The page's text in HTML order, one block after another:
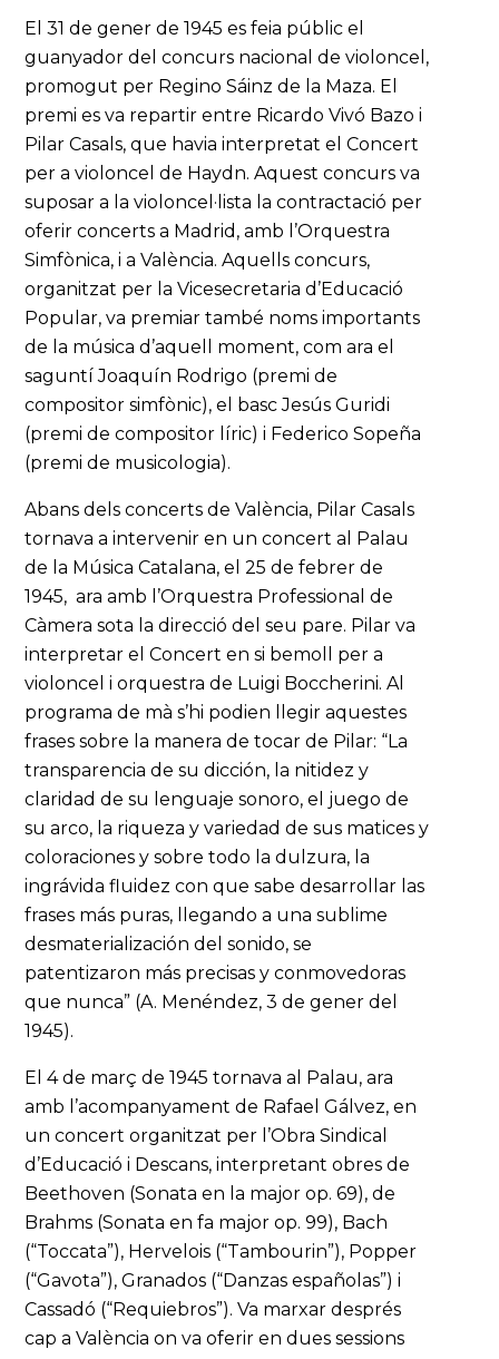
El 31 de gener de 1945 es feia públic el
guanyador del concurs nacional de violoncel,
promogut per Regino Sáinz de la Maza. El
premi es va repartir entre Ricardo Vivó Bazo i
Pilar Casals, que havia interpretat el Concert
per a violoncel de Haydn. Aquest concurs va
suposar a la violoncel·lista la contractació per
oferir concerts a Madrid, amb l’Orquestra
Simfònica, i a València. Aquells concurs,
organitzat per la Vicesecretaria d’Educació
Popular, va premiar també noms importants
de la música d’aquell moment, com ara el
saguntí Joaquín Rodrigo (premi de
compositor simfònic), el basc Jesús Guridi
(premi de compositor líric) i Federico Sopeña
(premi de musicologia).
Abans dels concerts de València, Pilar Casals
tornava a intervenir en un concert al Palau
de la Música Catalana, el 25 de febrer de
1945, ara amb l’Orquestra Professional de
Càmera sota la direcció del seu pare. Pilar va
interpretar el Concert en si bemoll per a
violoncel i orquestra de Luigi Boccherini. Al
programa de mà s’hi podien llegir aquestes
frases sobre la manera de tocar de Pilar: “La
transparencia de su dicción, la nitidez y
claridad de su lenguaje sonoro, el juego de
su arco, la riqueza y variedad de sus matices y
coloraciones y sobre todo la dulzura, la
ingrávida fluidez con que sabe desarrollar las
frases más puras, llegando a una sublime
desmaterialización del sonido, se
patentizaron más precisas y conmovedoras
que nunca” (A. Menéndez, 3 de gener del
1945).
El 4 de març de 1945 tornava al Palau, ara
amb l’acompanyament de Rafael Gálvez, en
un concert organitzat per l’Obra Sindical
d’Educació i Descans, interpretant obres de
Beethoven (Sonata en la major op. 69), de
Brahms (Sonata en fa major op. 99), Bach
(“Toccata”), Hervelois (“Tambourin”), Popper
(“Gavota”), Granados (“Danzas españolas”) i
Cassadó (“Requiebros”). Va marxar després
cap a València on va oferir en dues sessions